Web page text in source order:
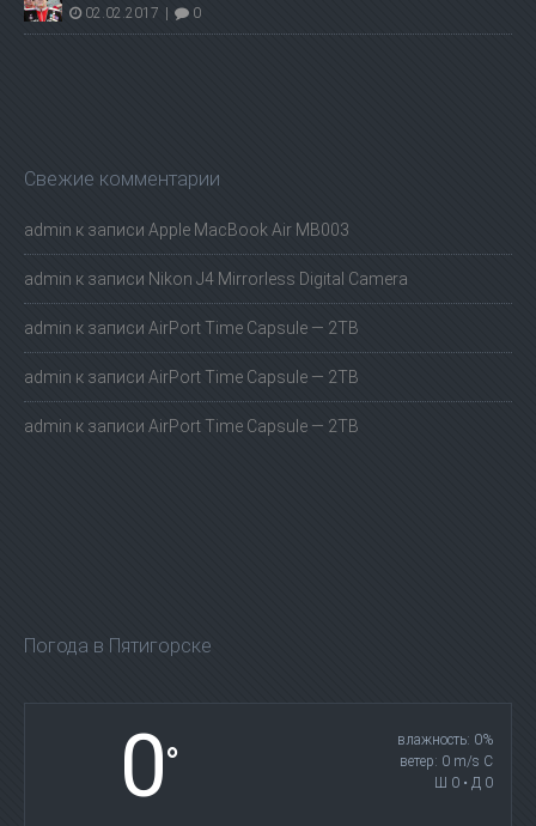
02.02.2017 | 0
Свежие комментарии
admin к записи Apple MacBook Air MB003
admin к записи Nikon J4 Mirrorless Digital Camera
admin к записи AirPort Time Capsule — 2TB
admin к записи AirPort Time Capsule — 2TB
admin к записи AirPort Time Capsule — 2TB
Погода в Пятигорске
0°
влажность: 0%
ветер: 0 m/s С
Ш 0 • Д 0